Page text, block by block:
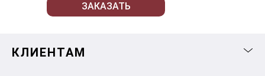
ЗАКАЗАТЬ
КЛИЕНТАМ